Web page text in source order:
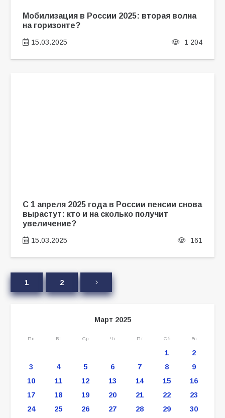
Мобилизация в России 2025: вторая волна
на горизонте?
15.03.2025 1 204
С 1 апреля 2025 года в России пенсии снова
вырастут: кто и на сколько получит
увеличение?
15.03.2025 161
1 2
Март 2025
Пн Вт Ср Чт Пт Сб Вс
1
2
3
4 5 6 7 8
9
10
11 12 13 14 15
16
17
18 19 20 21 22
23
24
25 26 27 28 29
30